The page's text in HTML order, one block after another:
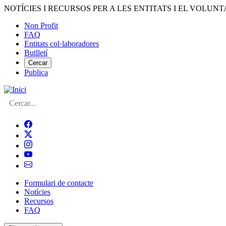
Vés
contingut
NOTÍCIES I RECURSOS PER A LES ENTITATS I EL
Menú
del
compte
d'usuari
Non Profit
FAQ
Entitats col·laboradores
Butlletí
Cercar
Publica
Cerca
Navegació
principal
de
Formulari de contacte
Notícies
Recursos
FAQ